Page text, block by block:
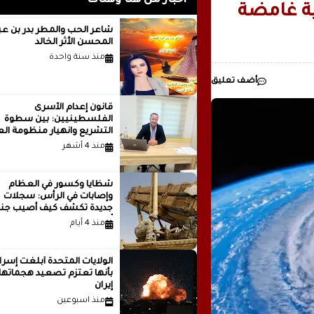
غامضة
أضف تعليق
شاعر الحب والمطر بدر
المحسن الأثر الخالد
منذ سنة واحدة
قانون إعدام الأسرى
الفلسطينيين: بين سطوة
التشريع وانهيار منظومة
الدولية...بقلم الدكتور وسيم
منذ 4 أشهر
شظايا وكسور في العظام
وإصابات في الرأس: سجلات
جديدة تكشف كيف أصيب
أمريكيون في الحرب الإيرانية
منذ 4 أيام
الولايات المتحدة أبلغت
بأنها تعتزم تصعيد
إيران
منذ اسبوعين